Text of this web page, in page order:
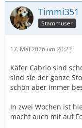
Timmi351
Stammuser
17. Mai 2026 um 20:23
Käfer Cabrio sind
sind sie der ganze
schön aber immer
In zwei Wochen ist
macht auch mit auf